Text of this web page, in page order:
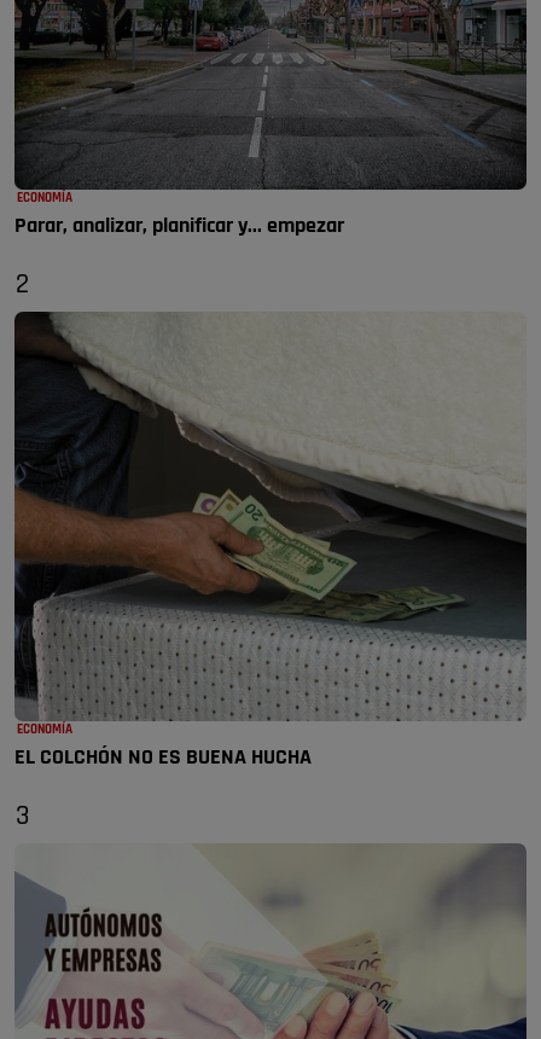
ECONOMÍA
Parar, analizar, planificar y... empezar
2
ECONOMÍA
EL COLCHÓN NO ES BUENA HUCHA
3